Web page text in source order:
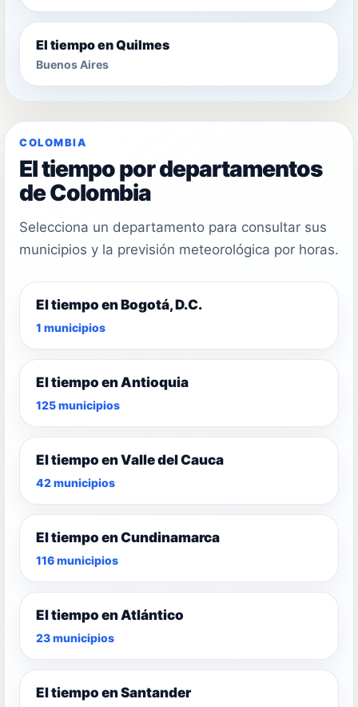
El tiempo en Quilmes
Buenos Aires
COLOMBIA
El tiempo por departamentos
de Colombia
Selecciona un departamento para consultar sus
municipios y la previsión meteorológica por horas.
El tiempo en Bogotá, D.C.
1 municipios
El tiempo en Antioquia
125 municipios
El tiempo en Valle del Cauca
42 municipios
El tiempo en Cundinamarca
116 municipios
El tiempo en Atlántico
23 municipios
El tiempo en Santander